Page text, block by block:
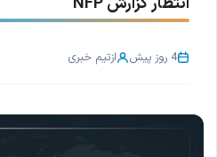
4 روز پیش ازتیم خبری